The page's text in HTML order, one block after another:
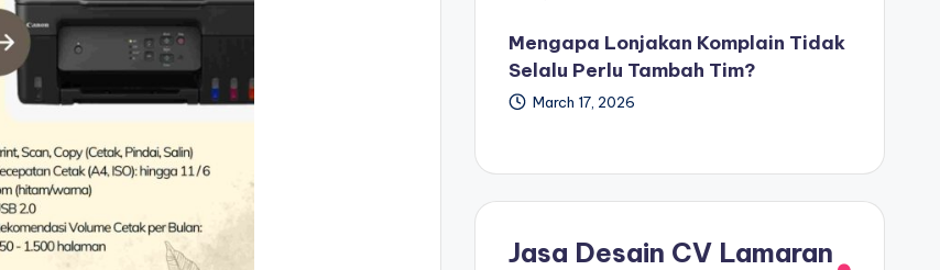
Mengapa Lonjakan Komplain Tidak
Selalu Perlu Tambah Tim?
March 17, 2026
Jasa Desain CV Lamaran